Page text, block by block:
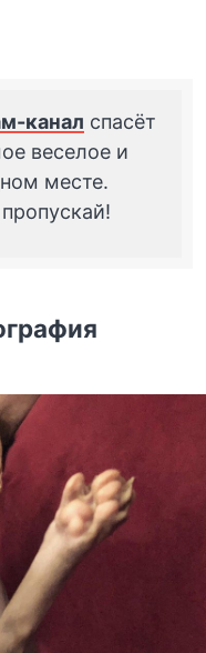
канал спасёт
веселое и
месте.